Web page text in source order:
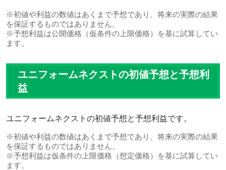
※初値や利益の数値はあくまで予想であり、将来の実際の結果
を保証するものではありません。
※予想利益は公開価格（仮条件の上限価格）を基に試算してい
ます。
ユニフォームネクストの初値予想と予想利
益
ユニフォームネクストの初値予想と予想利益です。
※初値や利益の数値はあくまで予想であり、将来の実際の結果
を保証するものではありません。
※予想利益は仮条件の上限価格（想定価格）を基に試算してい
ます。